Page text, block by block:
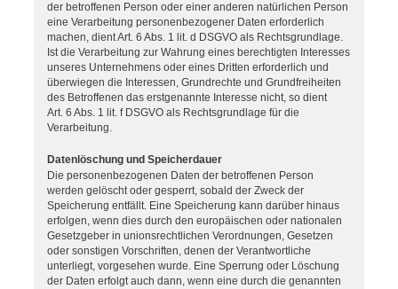
der betroffenen Person oder einer anderen natürlichen Person
eine Verarbeitung personenbezogener Daten erforderlich
machen, dient Art. 6 Abs. 1 lit. d DSGVO als Rechtsgrundlage.
Ist die Verarbeitung zur Wahrung eines berechtigten Interesses
unseres Unternehmens oder eines Dritten erforderlich und
überwiegen die Interessen, Grundrechte und Grundfreiheiten
des Betroffenen das erstgenannte Interesse nicht, so dient
Art. 6 Abs. 1 lit. f DSGVO als Rechtsgrundlage für die
Verarbeitung.
Datenlöschung und Speicherdauer
Die personenbezogenen Daten der betroffenen Person
werden gelöscht oder gesperrt, sobald der Zweck der
Speicherung entfällt. Eine Speicherung kann darüber hinaus
erfolgen, wenn dies durch den europäischen oder nationalen
Gesetzgeber in unionsrechtlichen Verordnungen, Gesetzen
oder sonstigen Vorschriften, denen der Verantwortliche
unterliegt, vorgesehen wurde. Eine Sperrung oder Löschung
der Daten erfolgt auch dann, wenn eine durch die genannten